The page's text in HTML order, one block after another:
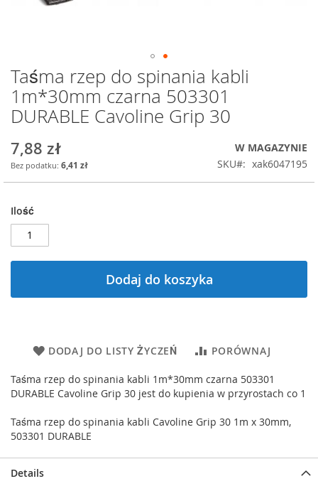
Przejdź
na
początek
galerii
Taśma rzep do spinania kabli
1m*30mm czarna 503301
DURABLE Cavoline Grip 30
7,88 zł
6,41 zł
W MAGAZYNIE
SKU
xak6047195
Ilość
Dodaj do koszyka
DODAJ DO LISTY ŻYCZEŃ PORÓWNAJ
Taśma rzep do spinania kabli 1m*30mm czarna 503301
DURABLE Cavoline Grip 30 jest do kupienia w przyrostach co 1
Taśma rzep do spinania kabli Cavoline Grip 30 1m x 30mm,
503301 DURABLE
Details